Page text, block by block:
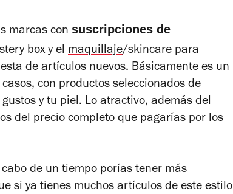
marcas con suscripciones de
box y el maquillaje/skincare para
de artículos nuevos. Básicamente es un
con productos seleccionados de
y tu piel. Lo atractivo, además del
del precio completo que pagarías por los
de un tiempo porías tener más
si ya tienes muchos artículos de este estilo